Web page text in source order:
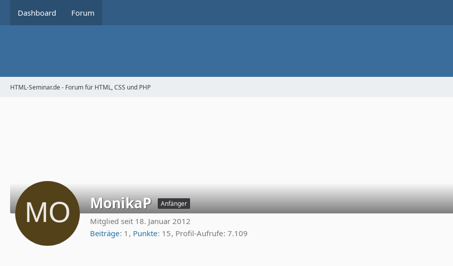
Dashboard Forum
HTML-Seminar.de - Forum für HTML, CSS und PHP
MonikaP Anfänger
Mitglied seit 18. Januar 2012
Beiträge 1 Punkte 15 Profil-Aufrufe 7.109